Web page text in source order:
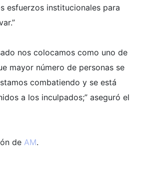
esfuerzos institucionales para
nos colocamos como uno de
mayor número de personas se
combatiendo y se está
a los inculpados;” aseguró el
de AM.